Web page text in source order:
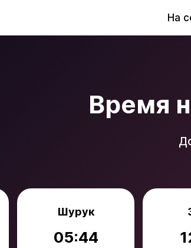
На
Время
Шурук
05:44